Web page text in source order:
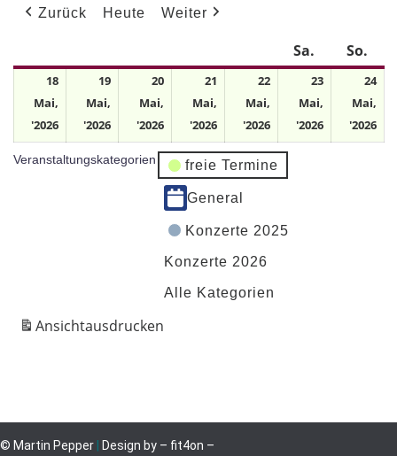
Zurück Heute Weiter
Sa. So.
18
Mai,
'2026
19
Mai,
'2026
20
Mai,
'2026
21
Mai,
'2026
22
Mai,
'2026
23
Mai,
'2026
24
Mai,
'2026
Veranstaltungskategorien freie Termine
General
Konzerte 2025
Konzerte 2026
Alle Kategorien
Ansichtausdrucken
© Martin Pepper | Design by – fit4on –